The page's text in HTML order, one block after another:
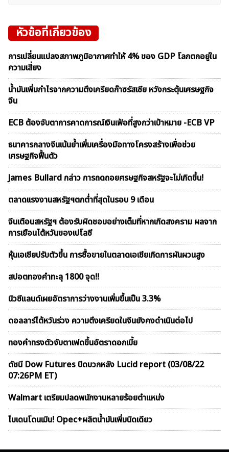
หัวข้อที่เกี่ยวข้อง
การเปลี่ยนแปลงสภาพภูมิอากาศทำให้ 4% ของ GDP โลกตกอยู่ใน
ความเสี่ยง
น้ำมันเพิ่มกำไรจากความตึงเครียดก๊าซรัสเซีย หวังกระตุ้นเศรษฐกิจ
จีน
ECB ต้องจับตาการคาดการณ์เงินเฟ้อที่สูงกว่าเป้าหมาย -ECB VP
ธนาคารกลางจีนเน้นย้ำเพิ่มเครื่องมือทางโครงสร้างเพื่อช่วย
เศรษฐกิจฟื้นตัว
James Bullard กล่าว การถดถอยศรษฐกิจสหรัฐจะไม่เกิดขึ้น!
ตลาดเเรงงานสหรัฐฯตกต่ำที่สุดในรอบ 9 เดือน
จีนเตือนสหรัฐฯ ต้องรับผิดชอบอย่างเต็มที่หากเกิดสงคราม ผลจาก
การเยือนไต้หวันของเปโลซี
หุ้นเอเชียปรับตัวขึ้น การซื้อขายในตลาดเอเชียเกิดการผันผวนสูง
สปอตทองคำทะลุ 1800 จุด!!
นิวซีแลนด์เผยอัตราการว่างงานเพิ่มขึ้นเป็น 3.3%
ดอลลาร์ไต้หวันร่วง ความตึงเครียดในจีนยังคงดำเนินต่อไป
ทองคำทรงตัวจับตาเฟดขึ้นอัตราดอกเบี้ย
ดัชนี Dow Futures ปิดบวกหลัง Lucid report (03/08/22
07:26PM ET)
Walmart เตรียมปลดพนักงานหลายร้อยตำแหน่ง
ไบเดนโดนเมิน! Opec+ผลิตน้ำมันเพิ่มนิดเดียว